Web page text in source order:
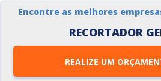
Encontre as melhores
RECORTADOR